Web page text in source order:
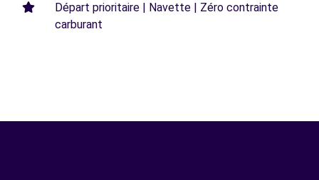
Départ prioritaire | Navette | Zéro contrainte
carburant